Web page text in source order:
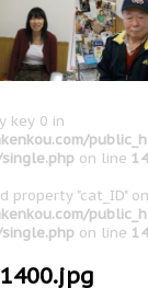
key 0 in
on line 14
property "cat_ID"
on line 14